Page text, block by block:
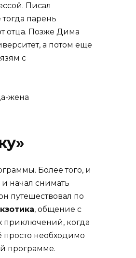
Писал
парень
отца. Позже Дима
а потом еще
с
Более того, и
начал снимать
путешествовал по
, общение с
приключений, когда
просто необходимо
программе.